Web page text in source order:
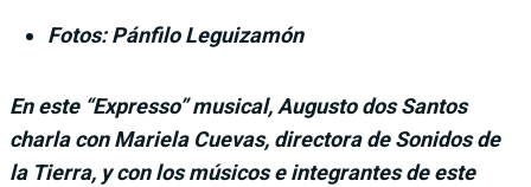
Fotos: Pánfilo Leguizamón
En este “Expresso” musical, Augusto dos Santos
charla con Mariela Cuevas, directora de Sonidos de
la Tierra, y con los músicos e integrantes de este